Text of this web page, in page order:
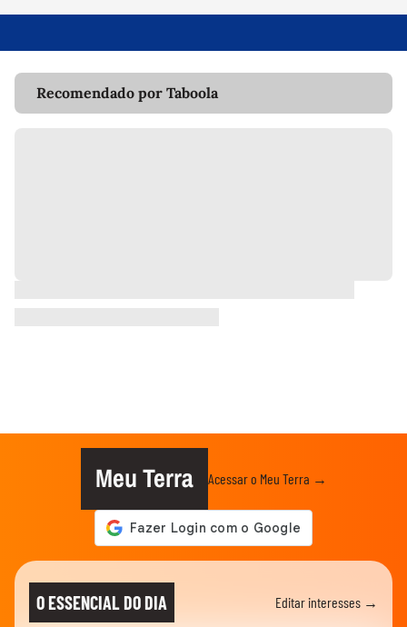
Recomendado por Taboola
Meu Terra Acessar o Meu Terra →
O ESSENCIAL DO DIA Editar interesses →